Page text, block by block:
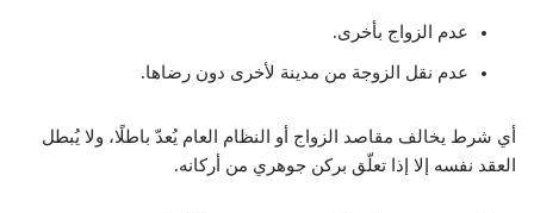
عدم الزواج بأخرى.
عدم نقل الزوجة من مدينة لأخرى دون رضاها.
أي شرط يخالف مقاصد الزواج أو النظام العام يُعدّ باطلًا، ولا يُبطل
العقد نفسه إلا إذا تعلّق بركن جوهري من أركانه.